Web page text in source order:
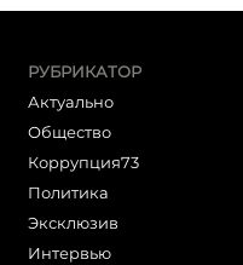
РУБРИКАТОР
Актуально
Общество
Коррупция73
Политика
Эксклюзив
Интервью